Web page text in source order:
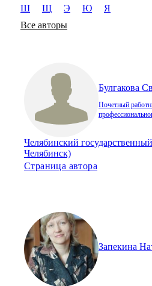
Ш
Щ Э Ю
Я
Все авторы
Булгакова
Почетный
Челябинский
Челябинск)
Страница автора
Запекина